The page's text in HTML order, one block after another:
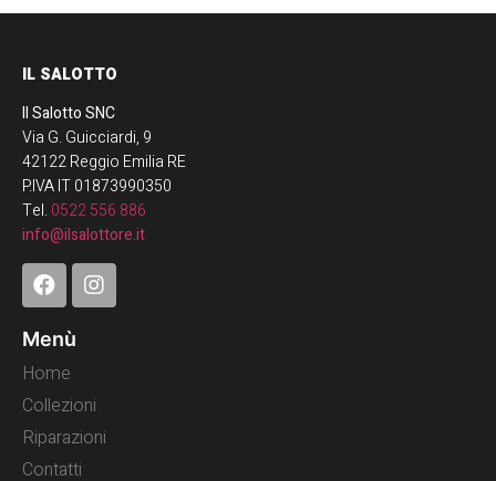
IL SALOTTO
Il Salotto SNC
Via G. Guicciardi, 9
42122 Reggio Emilia RE
P.IVA IT 01873990350
Tel. 0522 556 886
info@ilsalottore.it
Menù
Home
Collezioni
Riparazioni
Contatti